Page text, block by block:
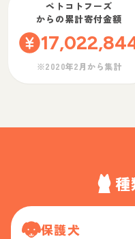
ペトコトフーズ
からの累計寄付金額
※2020年2月から集計
保護犬